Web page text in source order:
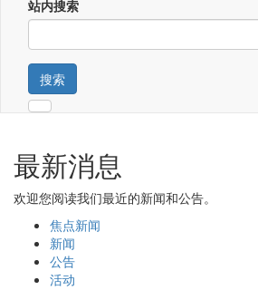
站内搜索
搜索
最新消息
欢迎您阅读我们最近的新闻和公告。
焦点新闻
新闻
公告
活动